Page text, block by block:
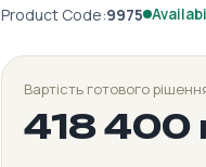
Product Code:9975
Вартість готового
418 400